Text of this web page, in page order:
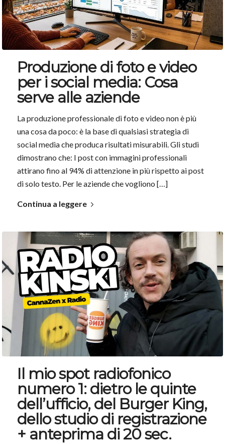
Produzione di foto e video
per i social media: Cosa
serve alle aziende
La produzione professionale di foto e video non è più
una cosa da poco: è la base di qualsiasi strategia di
social media che produca risultati misurabili. Gli studi
dimostrano che: I post con immagini professionali
attirano fino al 94% di attenzione in più rispetto ai post
di solo testo. Per le aziende che vogliono […]
Continua a leggere
Il mio spot radiofonico
numero 1: dietro le quinte
dell’ufficio, del Burger King,
dello studio di registrazione
+ anteprima di 20 sec.